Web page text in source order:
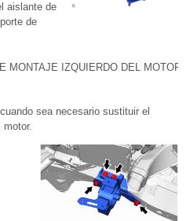
aislante de
de
MONTAJE IZQUIERDO DEL MOTOR
sea necesario sustituir el
motor.